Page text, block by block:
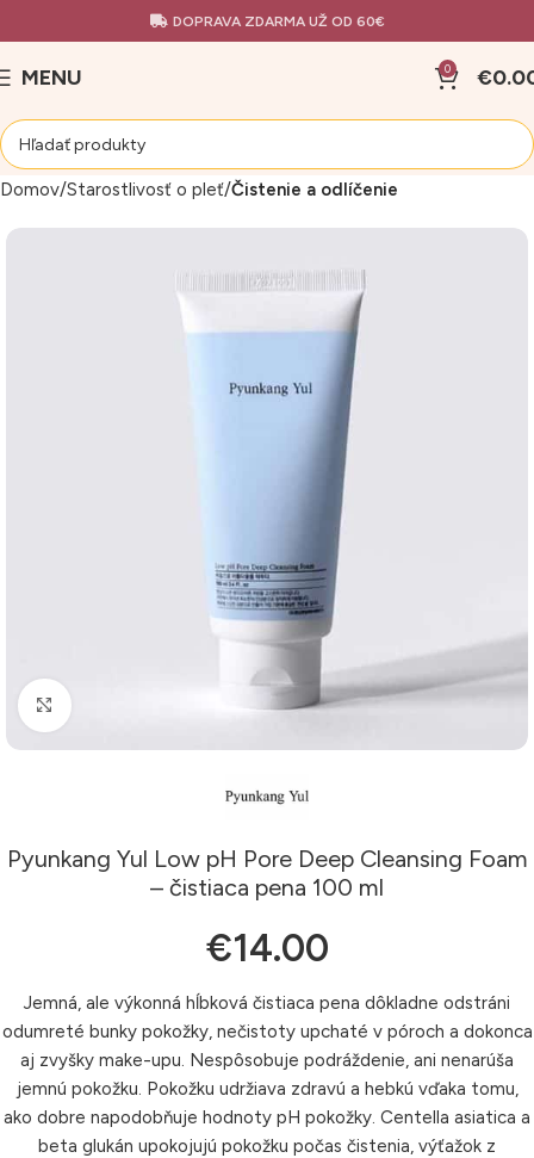
DOPRAVA ZDARMA UŽ OD 60€
MENU 0 €
Domov Starostlivosť o pleť Čistenie a odlíčenie
Klikni pre zväčšenie
Pyunkang Yul Low pH Pore Deep Cleansing Foam
– čistiaca pena 100 ml
€14.00
Jemná, ale výkonná hĺbková čistiaca pena dôkladne odstráni
odumreté bunky pokožky, nečistoty upchaté v póroch a dokonca
aj zvyšky make-upu. Nespôsobuje podráždenie, ani nenarúša
jemnú pokožku. Pokožku udržiava zdravú a hebkú vďaka tomu,
ako dobre napodobňuje hodnoty pH pokožky. Centella asiatica a
beta glukán upokojujú pokožku počas čistenia, výťažok z